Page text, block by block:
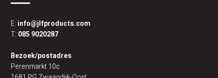
E: info@jlfproducts.com
T: 085 9020287
Bezoek/postadres
Perenmarkt 10c